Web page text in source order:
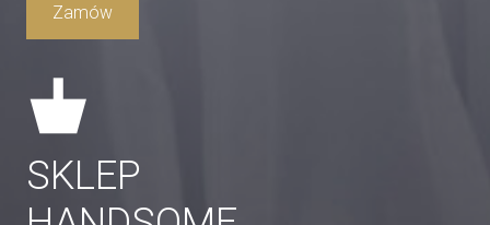
Zamów
SKLEP